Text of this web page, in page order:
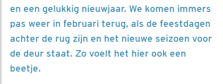
en een gelukkig nieuwjaar. We komen immers
pas weer in februari terug, als de feestdagen
achter de rug zijn en het nieuwe seizoen voor
de deur staat. Zo voelt het hier ook een
beetje.